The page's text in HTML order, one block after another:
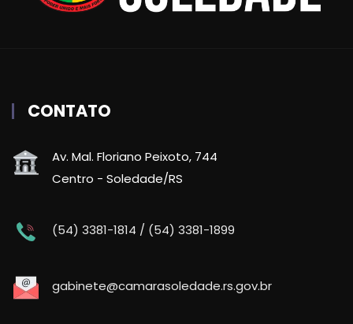
CONTATO
Av. Mal. Floriano Peixoto, 744
Centro - Soledade/RS
(54) 3381-1814 / (54) 3381-1899
gabinete@camarasoledade.rs.gov.br